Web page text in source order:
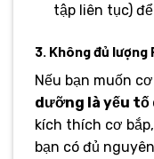
tập liên tục)
3. Không đủ
Nếu bạn muốn
dưỡng là yếu
kích thích cơ
bạn có đủ